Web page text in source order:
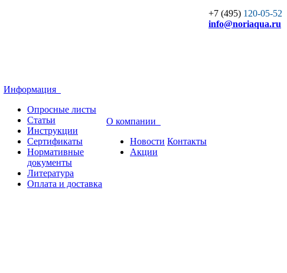
+7 (495) 120-05-52
info@noriaqua.ru
Информация
Опросные листы
Статьи
Инструкции
Сертификаты
Нормативные
документы
Литература
Оплата и доставка
О компании
Новости
Акции
Контакты